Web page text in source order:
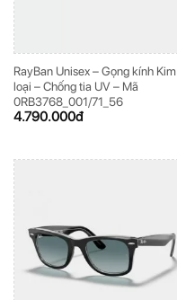
RayBan Unisex – Gọng kính Kim
loại – Chống tia UV – Mã
0RB3768_001/71_56
4.790.000đ